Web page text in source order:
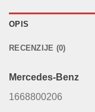
OPIS
RECENZIJE (0)
Mercedes-Benz
1668800206